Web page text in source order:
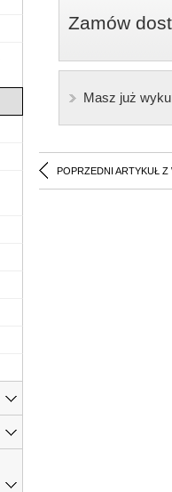
Zamów
Masz już
POPRZEDNI ARTYKUŁ Z